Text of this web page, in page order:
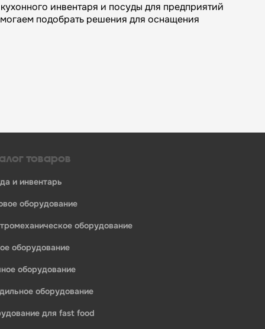
инвентаря и посуды для предприятий
подобрать решения для оснащения
товаров
и инвентарь
оборудование
оборудование
оборудование
оборудование
оборудование
для fast food